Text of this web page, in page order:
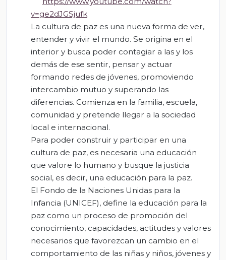
v=ge2dJGSjufk
La cultura de paz es una nueva forma de ver,
entender y vivir el mundo. Se origina en el
interior y busca poder contagiar a las y los
demás de ese sentir, pensar y actuar
formando redes de jóvenes, promoviendo
intercambio mutuo y superando las
diferencias. Comienza en la familia, escuela,
comunidad y pretende llegar a la sociedad
local e internacional.
Para poder construir y participar en una
cultura de paz, es necesaria una educación
que valore lo humano y busque la justicia
social, es decir, una educación para la paz.
El Fondo de la Naciones Unidas para la
Infancia (UNICEF), define la educación para la
paz como un proceso de promoción del
conocimiento, capacidades, actitudes y valores
necesarios que favorezcan un cambio en el
comportamiento de las niñas y niños, jóvenes y